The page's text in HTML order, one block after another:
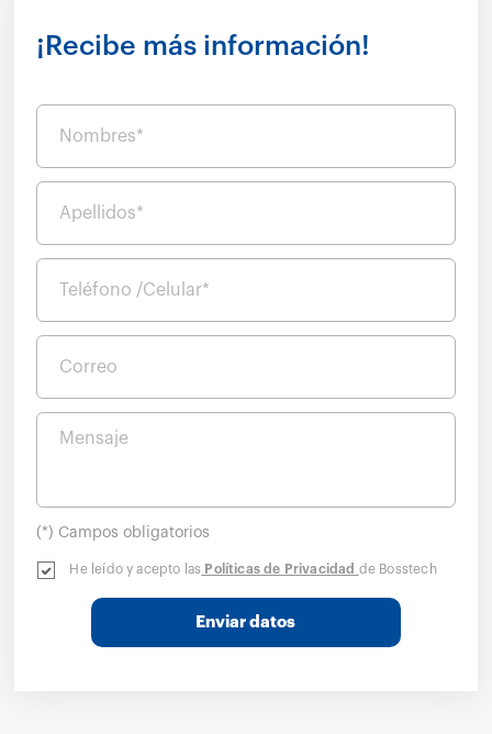
¡Recibe más información!
Nombres*
Apellidos*
Teléfono /Celular*
Correo
Mensaje
(*) Campos obligatorios
He leído y acepto las Políticas de Privacidad de Bosstech
Enviar datos